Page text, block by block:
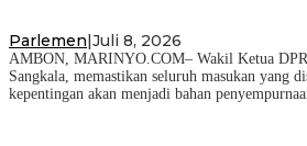
Parlemen|Juli 8, 2026
AMBON, MARINYO.COM– Wakil Ketua
Sangkala, memastikan seluruh masukan yang
kepentingan akan menjadi bahan